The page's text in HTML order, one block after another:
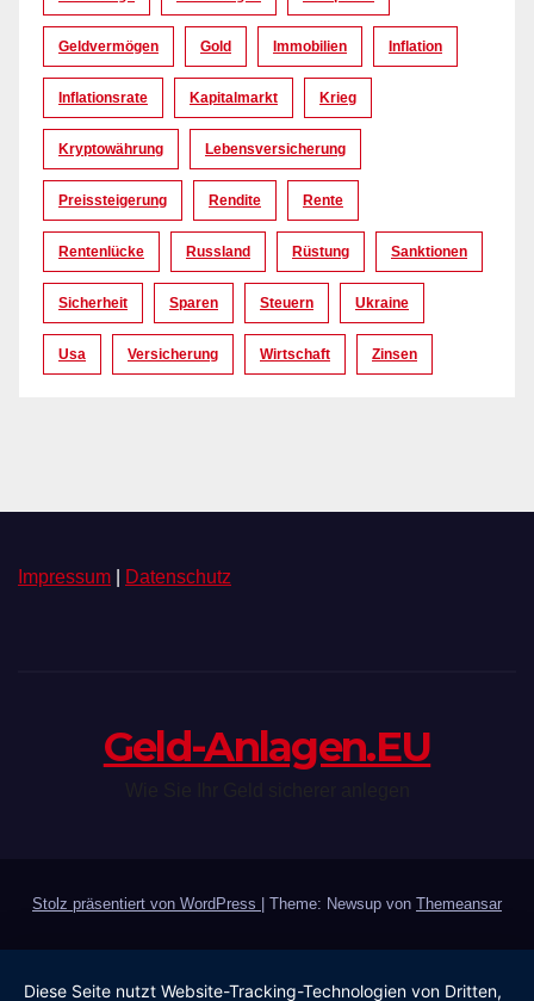
Geldvermögen Gold Immobilien Inflation
Inflationsrate Kapitalmarkt Krieg
Kryptowährung Lebensversicherung
Preissteigerung Rendite Rente
Rentenlücke Russland Rüstung Sanktionen
Sicherheit Sparen Steuern Ukraine
Usa Versicherung Wirtschaft Zinsen
Impressum Datenschutz
Geld-Anlagen.EU
Stolz präsentiert von WordPress Theme: Newsup von Themeansar
Diese Seite nutzt Website-Tracking-Technologien von Dritten,